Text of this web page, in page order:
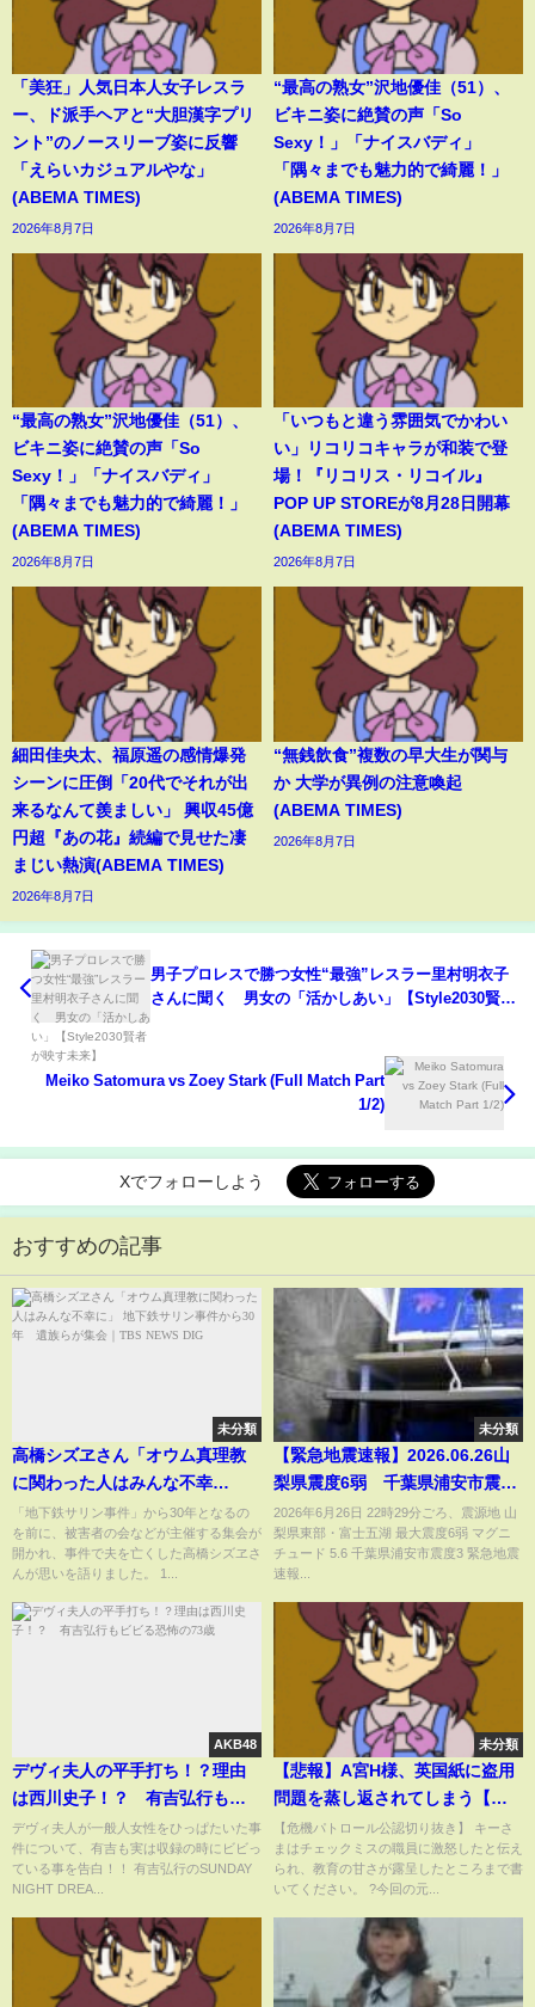
「美狂」人気日本人女子レスラ
ー、ド派手ヘアと“大胆漢字プリ
ント”のノースリーブ姿に反響
「えらいカジュアルやな」
(ABEMA TIMES)
2026年8月7日
“最高の熟女”沢地優佳（51）、
ビキニ姿に絶賛の声「So
Sexy！」「ナイスバディ」
「隅々までも魅力的で綺麗！」
(ABEMA TIMES)
2026年8月7日
“最高の熟女”沢地優佳（51）、
ビキニ姿に絶賛の声「So
Sexy！」「ナイスバディ」
「隅々までも魅力的で綺麗！」
(ABEMA TIMES)
2026年8月7日
「いつもと違う雰囲気でかわい
い」リコリコキャラが和装で登
場！『リコリス・リコイル』
POP UP STOREが8月28日開幕
(ABEMA TIMES)
2026年8月7日
細田佳央太、福原遥の感情爆発
シーンに圧倒「20代でそれが出
来るなんて羨ましい」 興収45億
円超『あの花』続編で見せた凄
まじい熱演(ABEMA TIMES)
2026年8月7日
“無銭飲食”複数の早大生が関与
か 大学が異例の注意喚起
(ABEMA TIMES)
2026年8月7日
男子プロレスで勝つ女性“最強”レスラー里村明衣子
さんに聞く 男女の「活かしあい」【Style2030賢者
Meiko Satomura vs Zoey Stark (Full Match Part
1/2)
Xでフォローしよう
おすすめの記事
未分類
高橋シズヱさん「オウム真理教
に関わった人はみんな不幸
に」 地下鉄サリン事件から30
年 遺族らが集会｜
TBS NEWS DIG
「地下鉄サリン事件」から30年となるの
を前に、被害者の会などが主催する集会が
開かれ、事件で夫を亡くした高橋シズヱさ
んが思いを語りました。 1...
未分類
【緊急地震速報】2026.06.26山
梨県震度6弱 千葉県浦安市震度
3
2026年6月26日 22時29分ごろ、震源地 山
梨県東部・富士五湖 最大震度6弱 マグニ
チュード 5.6 千葉県浦安市震度3 緊急地震
速報...
AKB48
デヴィ夫人の平手打ち！？理由
は西川史子！？ 有吉弘行もビ
ビる恐怖の73歳
デヴィ夫人が一般人女性をひっぱたいた事
件について、有吉も実は収録の時にビビっ
ている事を告白！！ 有吉弘行のSUNDAY
NIGHT DREA...
未分類
【悲報】A宮H様、英国紙に盗用
問題を蒸し返されてしまう【切
り抜き】
【危機パトロール公認切り抜き】 キーさ
まはチェックミスの職員に激怒したと伝え
られ、教育の甘さが露呈したところまで書
いてください。 ?今回の元...